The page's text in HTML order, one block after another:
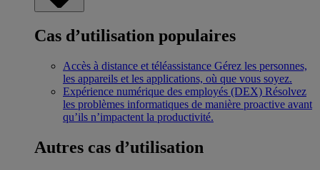
Cas d’utilisation populaires
Accès à distance et téléassistance Gérez les personnes,
les appareils et les applications, où que vous soyez.
Expérience numérique des employés (DEX) Résolvez
les problèmes informatiques de manière proactive avant
qu’ils n’impactent la productivité.
Autres cas d’utilisation